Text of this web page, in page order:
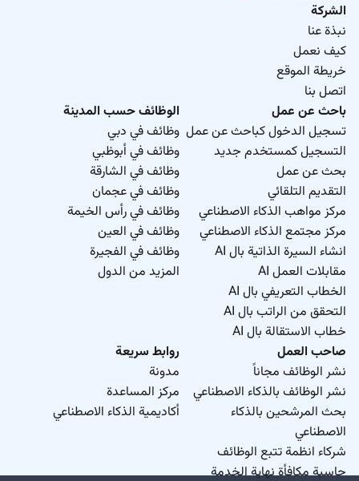
الشركة
نبذة عنا
كيف نعمل
خريطة الموقع
اتصل بنا
باحث عن عمل
تسجيل الدخول كباحث عن عمل
التسجيل كمستخدم جديد
بحث عن عمل
التقديم التلقائي
مركز مواهب الذكاء الاصطناعي
مركز مجتمع الذكاء الاصطناعي
انشاء السيرة الذاتية بال AI
مقابلات العمل AI
الخطاب التعريفي بال AI
التحقق من الراتب بال AI
خطاب الاستقالة بال AI
الوظائف حسب المدينة
وظائف في دبي
وظائف في أبوظبي
وظائف في الشارقة
وظائف في عجمان
وظائف في رأس الخيمة
وظائف في العين
وظائف في الفجيرة
المزيد من الدول
صاحب العمل
نشر الوظائف مجاناً
نشر الوظائف بالذكاء الاصطناعي
بحث المرشحين بالذكاء
الاصطناعي
شركاء انظمة تتبع الوظائف
حاسبة مكافأة نهاية الخدمة
روابط سريعة
مدونة
مركز المساعدة
أكاديمية الذكاء الاصطناعي